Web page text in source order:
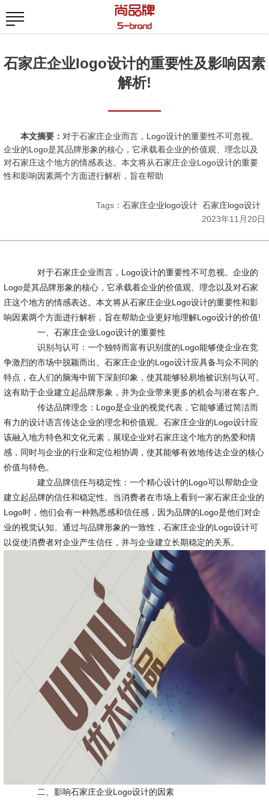
石家庄企业logo设计的重要性及影响因素
解析!
本文摘要： 对于石家庄企业而言，Logo设计的重要性不可忽视。
企业的Logo是其品牌形象的核心，它承载着企业的价值观、理念以及
对石家庄这个地方的情感表达。本文将从石家庄企业Logo设计的重要
性和影响因素两个方面进行解析，旨在帮助
Tags： 石家庄企业logo设计 石家庄logo设计
2023年11月20日
对于石家庄企业而言，Logo设计的重要性不可忽视。企业的
Logo是其品牌形象的核心，它承载着企业的价值观、理念以及对石家
庄这个地方的情感表达。本文将从石家庄企业Logo设计的重要性和影
响因素两个方面进行解析，旨在帮助企业更好地理解Logo设计的价值!
一、石家庄企业Logo设计的重要性
识别与认可：一个独特而富有识别度的Logo能够使企业在竞
争激烈的市场中脱颖而出。石家庄企业的Logo设计应具备与众不同的
特点，在人们的脑海中留下深刻印象，使其能够轻易地被识别与认可。
这有助于企业建立起品牌形象，并为企业带来更多的机会与潜在客户。
传达品牌理念：Logo是企业的视觉代表，它能够通过简洁而
有力的设计语言传达企业的理念和价值观。石家庄企业的Logo设计应
该融入地方特色和文化元素，展现企业对石家庄这个地方的热爱和情
感，同时与企业的行业和定位相协调，使其能够有效地传达企业的核心
价值与特色。
建立品牌信任与稳定性：一个精心设计的Logo可以帮助企业
建立起品牌的信任和稳定性。当消费者在市场上看到一家石家庄企业的
Logo时，他们会有一种熟悉感和信任感，因为品牌的Logo是他们对企
业的视觉认知。通过与品牌形象的一致性，石家庄企业的Logo设计可
以促使消费者对企业产生信任，并与企业建立长期稳定的关系。
二、影响石家庄企业Logo设计的因素